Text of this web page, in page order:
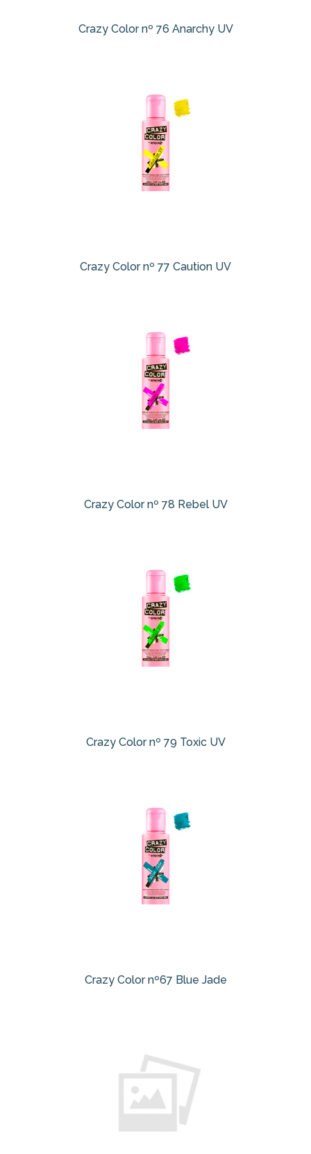
Crazy Color nº 76 Anarchy UV
Crazy Color nº 77 Caution UV
Crazy Color nº 78 Rebel UV
Crazy Color nº 79 Toxic UV
Crazy Color nº67 Blue Jade